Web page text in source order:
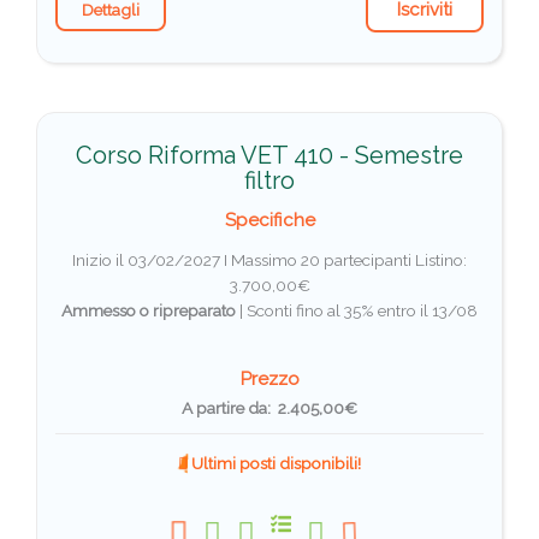
Dettagli Iscriviti
Corso Riforma VET 410 - Semestre
filtro
Specifiche
Inizio il 03/02/2027 I Massimo 20 partecipanti Listino:
3.700,00€
Ammesso o ripreparato | Sconti fino al 35% entro il 13/08
Prezzo
A partire da: 2.405,00€
Ultimi posti disponibili!